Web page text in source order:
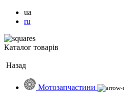
ua
ru
Каталог товарів
Назад
Мотозапчастини